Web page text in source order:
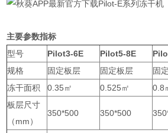
主要参数指标
型号
Pilot3-6E Pilot5-8E
规格
固定板层 固定板层 固
冻干面积
0.35㎡ 0.525㎡ 0.8
板层尺寸
（mm）
350*500 350*500